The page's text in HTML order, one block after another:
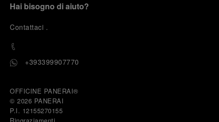
Hai bisogno di aiuto?
Contattaci .
+393399907770
OFFICINE PANERAI®
© 2026 PANERAI
P.I. 12155270155